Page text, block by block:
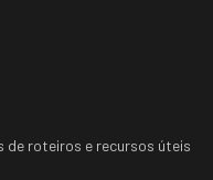
de roteiros e recursos úteis